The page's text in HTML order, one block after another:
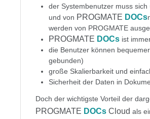
der Systembenutzer muss
und von PROGMATE DOCs
werden von PROGMATE
PROGMATE DOCs ist
die Benutzer können
gebunden)
große Skalierbarkeit und
Sicherheit der Daten in
Doch der wichtigste Vorteil der
PROGMATE DOCs Cloud als